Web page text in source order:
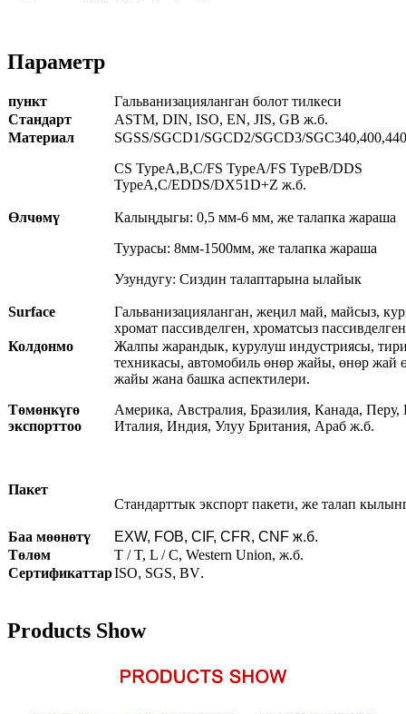
Параметр
пункт
Гальванизацияланган болот тилкеси
Стандарт
ASTM, DIN, ISO, EN, JIS, GB ж.б.
Материал
SGSS/SGCD1/SGCD2/SGCD3/
CS TypeA,B,C/FS TypeA/FS TypeB/DDS
TypeA,C/EDDS/DX51D+Z ж.б.
Өлчөмү
Калыңдыгы: 0,5 мм-6 мм, же талапка жараша
Туурасы: 8мм-1500мм, же талапка жараша
Узундугу: Сиздин талаптарына ылайык
Surface
Гальванизацияланган, жеңил май, майсыз,
хромат пассивделген, хроматсыз
Колдонмо
Жалпы жарандык, курулуш индустриясы,
техникасы, автомобиль өнөр жайы, өнөр жай
жайы жана башка аспектилери.
Төмөнкүгө
экспорттоо
Америка, Австралия, Бразилия, Канада, Перу,
Италия, Индия, Улуу Британия, Араб ж.б.
Пакет
Стандарттык экспорт пакети, же талап
Баа мөөнөтү
EXW, FOB, CIF, CFR, CNF ж.б.
Төлөм
T / T, L / C, Western Union, ж.б.
СертификаттарISO, SGS, BV.
Products Show